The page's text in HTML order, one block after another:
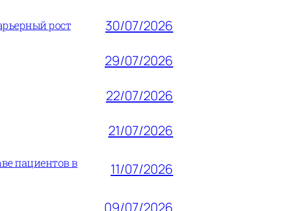
рост 30/07/2026
29/07/2026
22/07/2026
21/07/2026
пациентов в
11/07/2026
09/07/2026